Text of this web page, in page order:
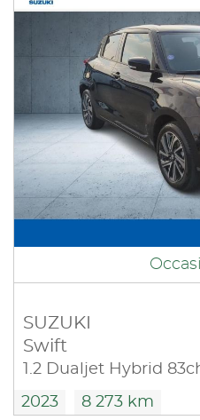
SUZUKI
Swift
1.2 Dualjet Hybrid
2023 8 273 km